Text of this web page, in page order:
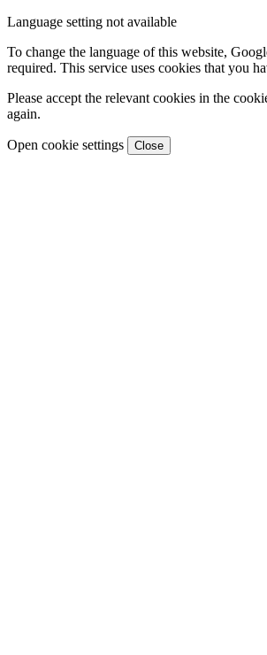
Language setting not available
To change the language of this website,
required. This service uses cookies that you
Please accept the relevant cookies in the
again.
Open cookie settings Close